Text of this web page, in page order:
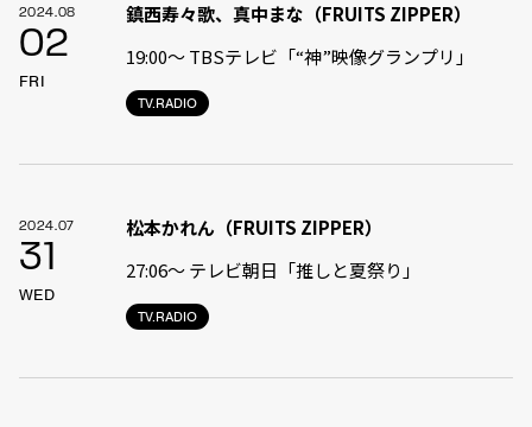
2024.08
02
FRI
TV.RADIO
鎮西寿々歌、真中まな（FRUITS ZIPPER）
19:00〜 TBSテレビ「“神”映像グランプリ」
2024.07
31
WED
TV.RADIO
松本かれん（FRUITS ZIPPER）
27:06〜 テレビ朝日「推しと夏祭り」